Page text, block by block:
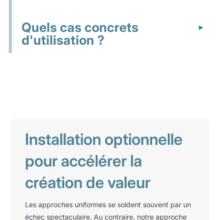
Quels cas concrets
d'utilisation ?
Installation optionnelle
pour accélérer la
création de valeur
Les approches uniformes se soldent souvent par un
échec spectaculaire. Au contraire, notre approche